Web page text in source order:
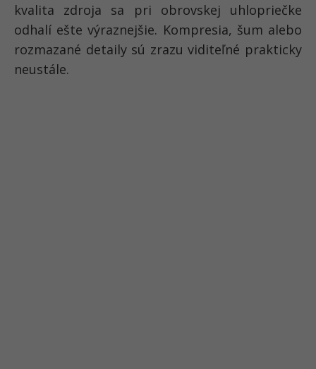
kvalita zdroja sa pri obrovskej uhlopriečke
odhalí ešte výraznejšie. Kompresia, šum alebo
rozmazané detaily sú zrazu viditeľné prakticky
neustále.